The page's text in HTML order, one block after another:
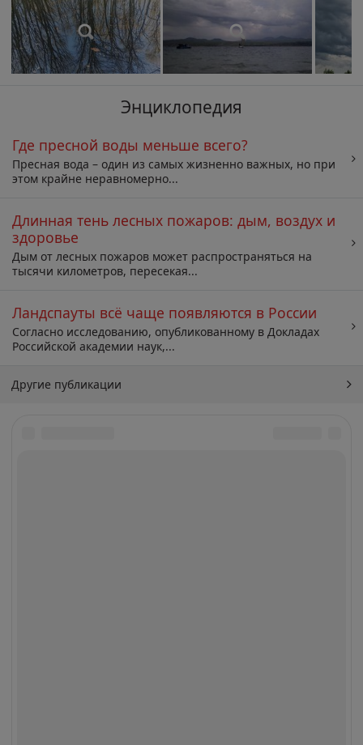
Энциклопедия
Где пресной воды меньше всего?
Пресная вода – один из самых жизненно важных, но при
этом крайне неравномерно...
Длинная тень лесных пожаров: дым, воздух и
здоровье
Дым от лесных пожаров может распространяться на
тысячи километров, пересекая...
Ландспауты всё чаще появляются в России
Согласно исследованию, опубликованному в Докладах
Российской академии наук,...
Другие публикации